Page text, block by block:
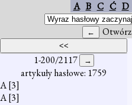
A B C Ć D
Otwórz
1-200/2117
artykuły hasłowe: 1759
A[3]
A[3]